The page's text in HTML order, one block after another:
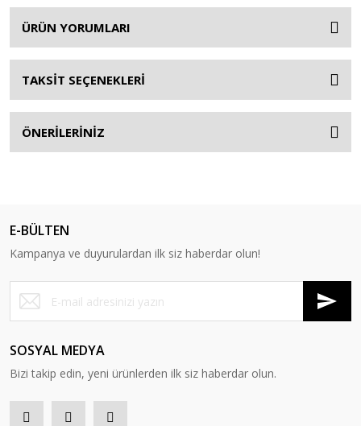
ÜRÜN YORUMLARI
TAKSİT SEÇENEKLERİ
ÖNERİLERİNİZ
E-BÜLTEN
Kampanya ve duyurulardan ilk siz haberdar olun!
SOSYAL MEDYA
Bizi takip edin, yeni ürünlerden ilk siz haberdar olun.